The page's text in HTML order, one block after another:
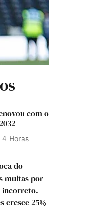
com o
4 Horas
do
multas por
incorreto.
cresce 25%